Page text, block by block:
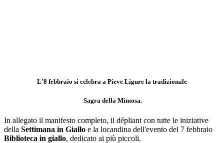
L'8 febbraio si celebra a Pieve Ligure la tradizionale
Sagra della Mimosa.
In allegato il manifesto completo, il dépliant con tutte le iniziative
della Settimana in Giallo e la locandina dell'evento del 7 febbraio
Biblioteca in giallo, dedicato ai più piccoli.